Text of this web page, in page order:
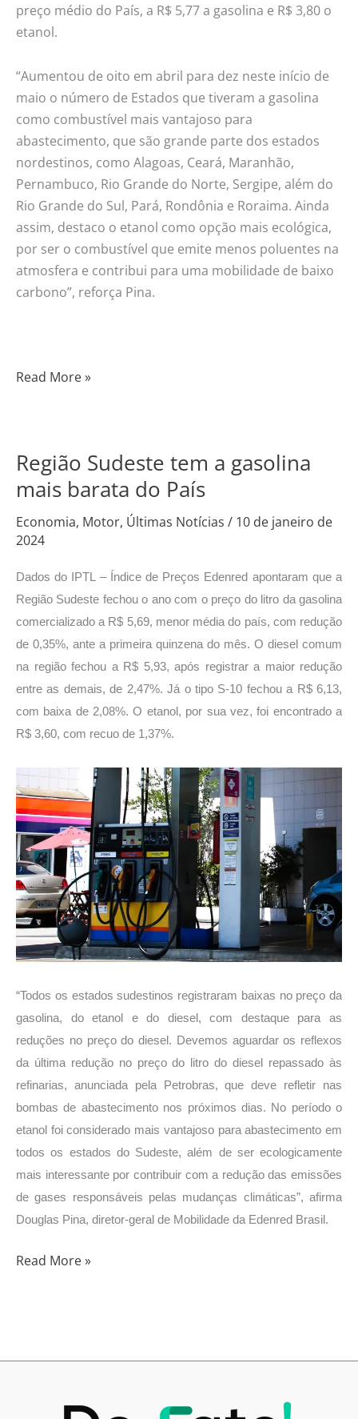
preço médio do País, a R$ 5,77 a gasolina e R$ 3,80 o
etanol.
“Aumentou de oito em abril para dez neste início de
maio o número de Estados que tiveram a gasolina
como combustível mais vantajoso para
abastecimento, que são grande parte dos estados
nordestinos, como Alagoas, Ceará, Maranhão,
Pernambuco, Rio Grande do Norte, Sergipe, além do
Rio Grande do Sul, Pará, Rondônia e Roraima. Ainda
assim, destaco o etanol como opção mais ecológica,
por ser o combustível que emite menos poluentes na
atmosfera e contribui para uma mobilidade de baixo
carbono”, reforça Pina.
Read More »
Região Sudeste tem a gasolina
mais barata do País
Economia, Motor, Últimas Notícias / 10 de janeiro de
2024
Dados do IPTL – Índice de Preços Edenred apontaram que a
Região Sudeste fechou o ano com o preço do litro da gasolina
comercializado a R$ 5,69, menor média do país, com redução
de 0,35%, ante a primeira quinzena do mês. O diesel comum
na região fechou a R$ 5,93, após registrar a maior redução
entre as demais, de 2,47%. Já o tipo S-10 fechou a R$ 6,13,
com baixa de 2,08%. O etanol, por sua vez, foi encontrado a
R$ 3,60, com recuo de 1,37%.
“Todos os estados sudestinos registraram baixas no preço da
gasolina, do etanol e do diesel, com destaque para as
reduções no preço do diesel. Devemos aguardar os reflexos
da última redução no preço do litro do diesel repassado às
refinarias, anunciada pela Petrobras, que deve refletir nas
bombas de abastecimento nos próximos dias. No período o
etanol foi considerado mais vantajoso para abastecimento em
todos os estados do Sudeste, além de ser ecologicamente
mais interessante por contribuir com a redução das emissões
de gases responsáveis pelas mudanças climáticas”, afirma
Douglas Pina, diretor-geral de Mobilidade da Edenred Brasil.
Região
Sudeste
tem
a
gasolina
mais
Read More »